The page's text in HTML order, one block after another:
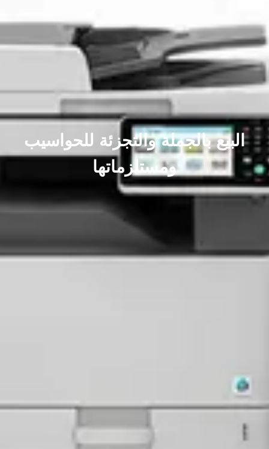
البيع بالجملة والتجزئة للحواسيب
ومستلزماتها